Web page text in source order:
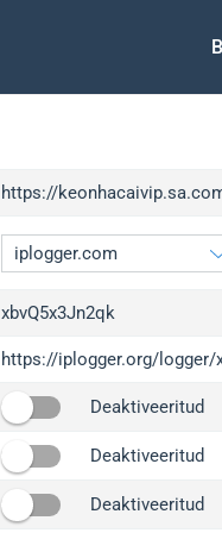
https://
iplogger.org
wl.gl
ed.tc
xbvQ5x3Jn2qk
https://iplogger.org/logger/
Deaktiveeritud
Deaktiveeritud
Deaktiveeritud